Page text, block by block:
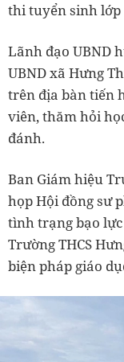
thi tuyển sinh lớp
Lãnh đạo UBND
UBND xã Hưng
trên địa bàn tiến
viên, thăm hỏi
đánh.
Ban Giám hiệu
họp Hội đồng sư
tình trạng bạo lực
Trường THCS
biện pháp giáo